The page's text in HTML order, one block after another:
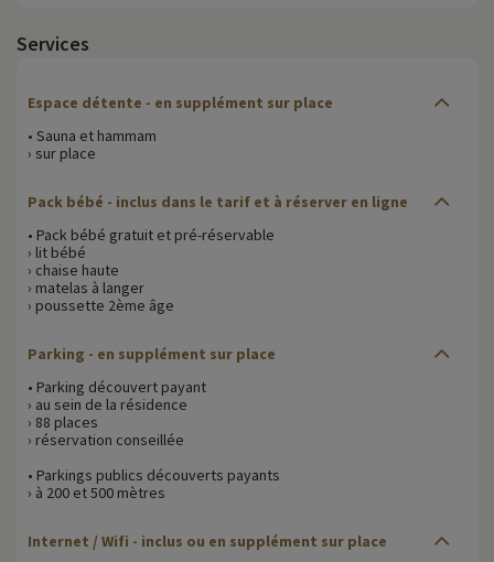
Services
Espace détente - en supplément sur place
• Sauna et hammam
› sur place
Pack bébé - inclus dans le tarif et à réserver en ligne
• Pack bébé gratuit et pré-réservable
› lit bébé
› chaise haute
› matelas à langer
› poussette 2ème âge
Parking - en supplément sur place
• Parking découvert payant
› au sein de la résidence
› 88 places
› réservation conseillée
• Parkings publics découverts payants
› à 200 et 500 mètres
Internet / Wifi - inclus ou en supplément sur place